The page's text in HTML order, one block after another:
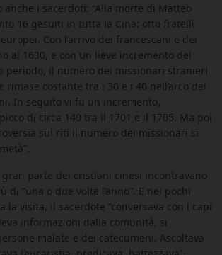
anche i sacerdoti: “Alla morte di Matteo
16 gesuiti in tutta la Cina: otto fratelli
Con l’arrivo dei francescani e dei
al 1630, e con un lieve incremento dei
periodo, il numero dei missionari stranieri
rimase costante tra i 30 e i 40 nell’arco dei
In seguito vi fu un incremento,
di circa 140 tra il 1701 e il 1705. Ma poi
sui riti il numero dei missionari si
gran parte dei cristiani cinesi incontravano
di “una o due volte l’anno”. E nei pochi
visita, il sacerdote “conversava con i capi
informazioni dalla comunità, si
malate e dei catecumeni. Ascoltava